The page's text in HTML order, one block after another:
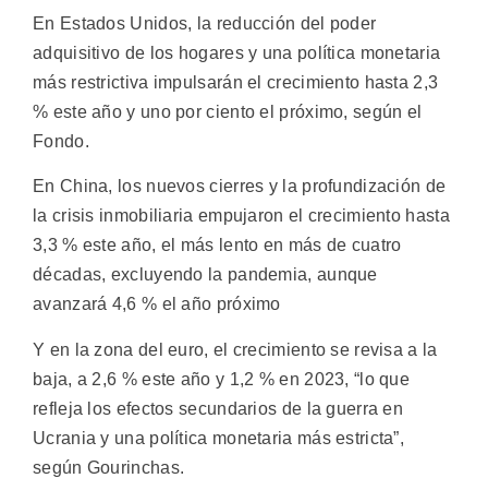
En Estados Unidos, la reducción del poder
adquisitivo de los hogares y una política monetaria
más restrictiva impulsarán el crecimiento hasta 2,3
% este año y uno por ciento el próximo, según el
Fondo.
En China, los nuevos cierres y la profundización de
la crisis inmobiliaria empujaron el crecimiento hasta
3,3 % este año, el más lento en más de cuatro
décadas, excluyendo la pandemia, aunque
avanzará 4,6 % el año próximo
Y en la zona del euro, el crecimiento se revisa a la
baja, a 2,6 % este año y 1,2 % en 2023, “lo que
refleja los efectos secundarios de la guerra en
Ucrania y una política monetaria más estricta”,
según Gourinchas.